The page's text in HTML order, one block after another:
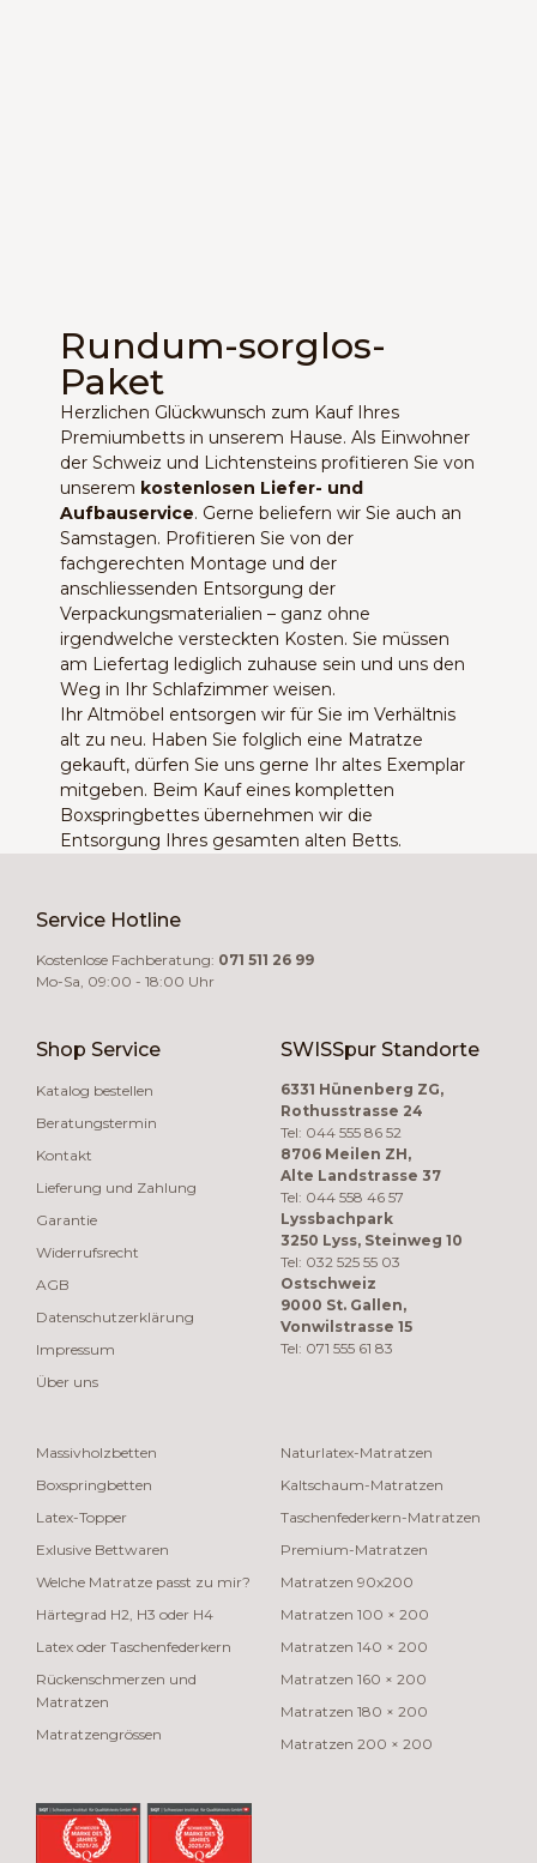
Rundum-sorglos-
Paket
Herzlichen Glückwunsch zum Kauf Ihres
Premiumbetts in unserem Hause. Als Einwohner
der Schweiz und Lichtensteins profitieren Sie von
unserem kostenlosen Liefer- und
Aufbauservice. Gerne beliefern wir Sie auch an
Samstagen. Profitieren Sie von der
fachgerechten Montage und der
anschliessenden Entsorgung der
Verpackungsmaterialien – ganz ohne
irgendwelche versteckten Kosten. Sie müssen
am Liefertag lediglich zuhause sein und uns den
Weg in Ihr Schlafzimmer weisen.
Ihr Altmöbel entsorgen wir für Sie im Verhältnis
alt zu neu. Haben Sie folglich eine Matratze
gekauft, dürfen Sie uns gerne Ihr altes Exemplar
mitgeben. Beim Kauf eines kompletten
Boxspringbettes übernehmen wir die
Entsorgung Ihres gesamten alten Betts.
Service Hotline
Kostenlose Fachberatung: 071 511 26 99
Mo-Sa, 09:00 - 18:00 Uhr
Shop Service
Katalog bestellen
Beratungstermin
Kontakt
Lieferung und Zahlung
Garantie
Widerrufsrecht
AGB
Datenschutzerklärung
Impressum
Über uns
SWISSpur Standorte
6331 Hünenberg ZG,
Rothusstrasse 24
Tel: 044 555 86 52
8706 Meilen ZH,
Alte Landstrasse 37
Tel: 044 558 46 57
Lyssbachpark
3250 Lyss, Steinweg 10
Tel: 032 525 55 03
Ostschweiz
9000 St. Gallen,
Vonwilstrasse 15
Tel: 071 555 61 83
Massivholzbetten
Boxspringbetten
Latex-Topper
Exlusive Bettwaren
Welche Matratze passt zu mir?
Härtegrad H2, H3 oder H4
Latex oder Taschenfederkern
Rückenschmerzen und
Matratzen
Matratzengrössen
Naturlatex-Matratzen
Kaltschaum-Matratzen
Taschenfederkern-Matratzen
Premium-Matratzen
Matratzen 90x200
Matratzen 100 × 200
Matratzen 140 × 200
Matratzen 160 × 200
Matratzen 180 × 200
Matratzen 200 × 200